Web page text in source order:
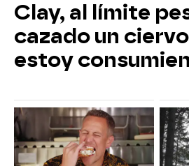
Clay, al límite
cazado un
estoy